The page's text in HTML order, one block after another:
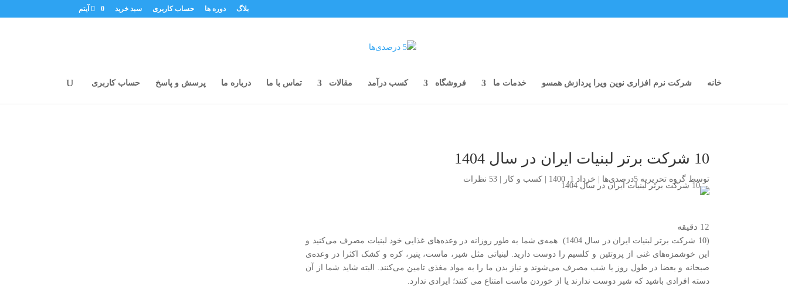
بلاگ دوره ها حساب کاربری سبد خرید 0 آیتم
خانه شرکت نرم افزاری نوین ویرا پردازش همسو خدمات ما فروشگاه کسب درآمد مقالات تماس با ما درباره ما پرسش و پاسخ حساب کاربری
10 شرکت برتر لبنیات ایران در سال 1404
توسطگروه تحریریه 5درصدی‌ها | خرداد 1, 1400 |کسب و کار |53 نظرات
12 دقیقه
(10 شرکت برتر لبنیات ایران در سال 1404) همه‌ی شما به طور روزانه در وعده‌های غذایی خود لبنیات مصرف می‌کنید و
این خوشمزه‌های غنی از پروتئین و کلسیم را دوست دارید. لبنیاتی مثل شیر، ماست، پنیر، کره و کشک اکثرا در وعده‌ی
صبحانه و بعضا در طول روز یا شب مصرف می‌شوند و نیاز بدن ما را به مواد مغذی تامین می‌کنند. البته شاید شما از آن
دسته افرادی باشید که شیر دوست ندارند یا از خوردن ماست امتناع می کنند؛ ایرادی ندارد.